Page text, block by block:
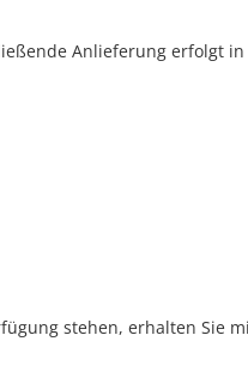
Anlieferung erfolgt in
stehen, erhalten Sie